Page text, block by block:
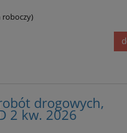
roboczy)
drogowych,
2 kw. 2026